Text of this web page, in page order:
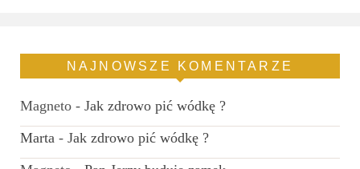
NAJNOWSZE KOMENTARZE
Magneto - Jak zdrowo pić wódkę ?
Marta - Jak zdrowo pić wódkę ?